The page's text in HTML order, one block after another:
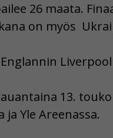
26 maata.
on myös
13.
ja Yle Areenassa.